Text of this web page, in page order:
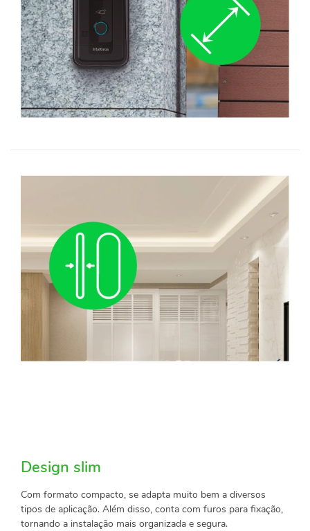
Design slim
Com formato compacto, se adapta muito bem a diversos
tipos de aplicação. Além disso, conta com furos para fixação,
tornando a instalação mais organizada e segura.